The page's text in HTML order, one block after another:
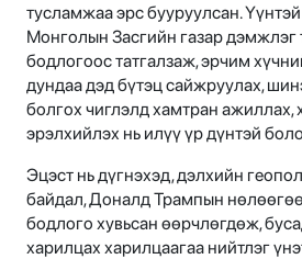
тусламжаа эрс бууруулсан.
Монголын Засгийн газар дэмжлэг
бодлогоос татгалзаж, эрчим
дундаа дэд бүтэц сайжруулах,
болгох чиглэлд хамтран ажиллах,
эрэлхийлэх нь илүү үр дүнтэй
Эцэст нь дүгнэхэд, дэлхийн
байдал, Доналд Трампын
бодлого хувьсан өөрчлөгдөж,
харилцах харилцаагаа нийтлэг